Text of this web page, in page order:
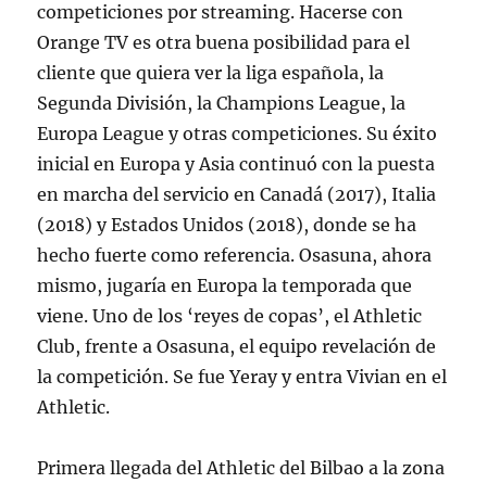
competiciones por streaming. Hacerse con
Orange TV es otra buena posibilidad para el
cliente que quiera ver la liga española, la
Segunda División, la Champions League, la
Europa League y otras competiciones. Su éxito
inicial en Europa y Asia continuó con la puesta
en marcha del servicio en Canadá (2017), Italia
(2018) y Estados Unidos (2018), donde se ha
hecho fuerte como referencia. Osasuna, ahora
mismo, jugaría en Europa la temporada que
viene. Uno de los ‘reyes de copas’, el Athletic
Club, frente a Osasuna, el equipo revelación de
la competición. Se fue Yeray y entra Vivian en el
Athletic.
Primera llegada del Athletic del Bilbao a la zona